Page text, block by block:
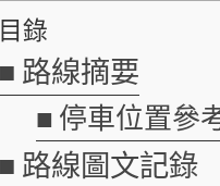
目錄
路線摘要
停車位置參
路線圖文記錄